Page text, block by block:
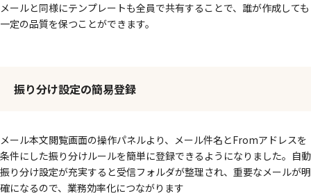
メールと同様にテンプレートも全員で共有することで、誰が作成しても
一定の品質を保つことができます。
振り分け設定の簡易登録
メール本文閲覧画面の操作パネルより、メール件名とFromアドレスを
条件にした振り分けルールを簡単に登録できるようになりました。自動
振り分け設定が充実すると受信フォルダが整理され、重要なメールが明
確になるので、業務効率化につながります